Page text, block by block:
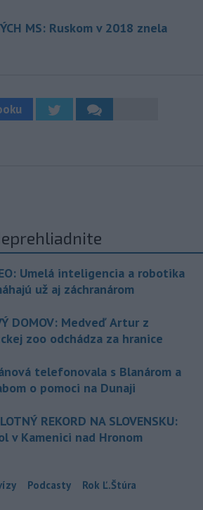
MS: Ruskom v 2018 znela
Umelá inteligencia a robotika
už aj záchranárom
DOMOV: Medveď Artur z
zoo odchádza za hranice
telefonovala s Blanárom a
o pomoci na Dunaji
REKORD NA SLOVENSKU:
v Kamenici nad Hronom
Podcasty Rok Ľ.Štúra